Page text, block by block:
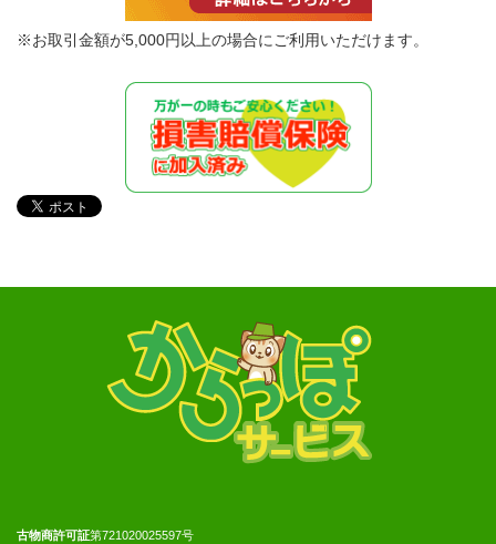
※お取引金額が5,000円以上の場合にご利用いただけます。
古物商許可証第721020025597号